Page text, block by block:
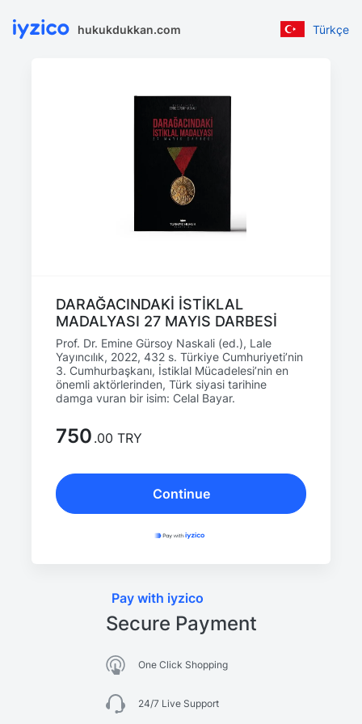
hukukdukkan.com Türkçe
DARAĞACINDAKİ İSTİKLAL
MADALYASI 27 MAYIS DARBESİ
Prof. Dr. Emine Gürsoy Naskali (ed.), Lale
Yayıncılık, 2022, 432 s. Türkiye Cumhuriyeti’nin
3. Cumhurbaşkanı, İstiklal Mücadelesi’nin en
önemli aktörlerinden, Türk siyasi tarihine
damga vuran bir isim: Celal Bayar.
750 .00 TRY
Continue
Pay with iyzico
Secure Payment
One Click Shopping
24/7 Live Support